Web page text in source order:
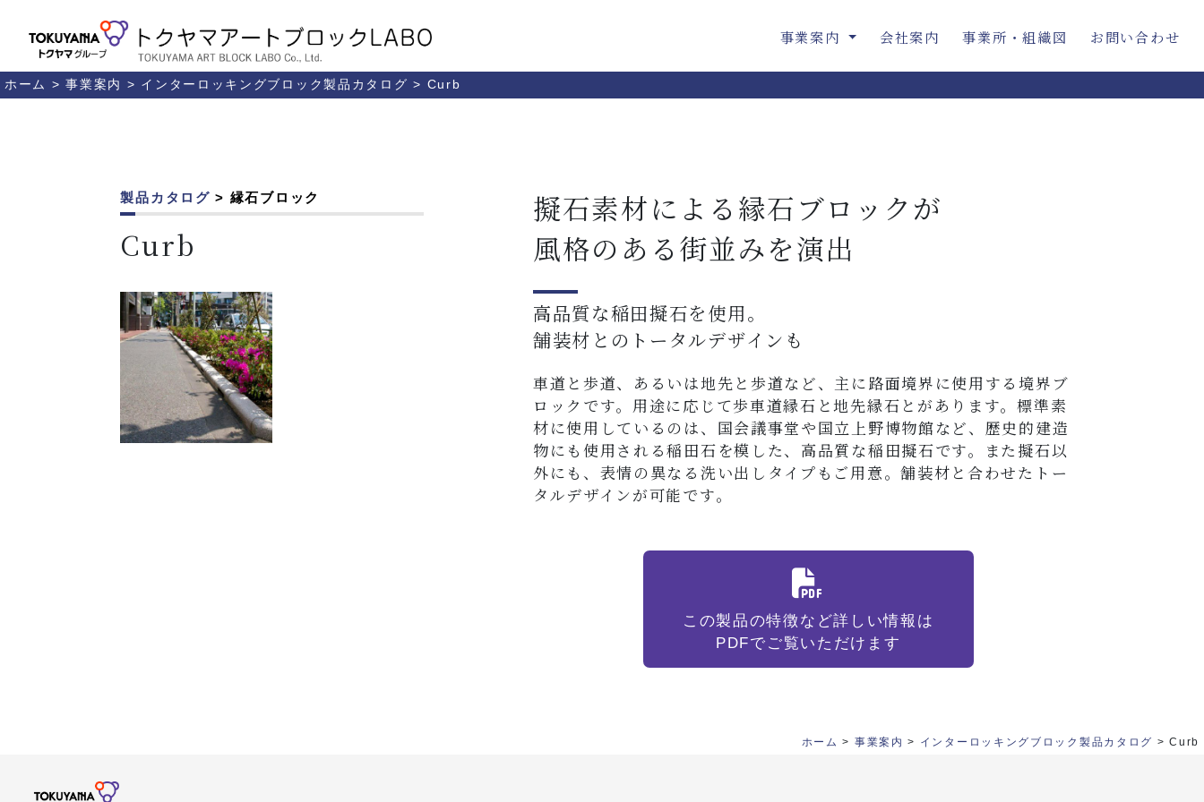
事業案内 会社案内 事業所・組織図 お問い合わせ
ホーム >事業案内 > インターロッキングブロック製品カタログ > Curb
製品カタログ > 縁石ブロック
Curb
擬石素材による縁石ブロックが
風格のある街並みを演出
高品質な稲田擬石を使用。
舗装材とのトータルデザインも
車道と歩道、あるいは地先と歩道など、主に路面境界に使用する境界ブ
ロックです。用途に応じて歩車道縁石と地先縁石とがあります。標準素
材に使用しているのは、国会議事堂や国立上野博物館など、歴史的建造
物にも使用される稲田石を模した、高品質な稲田擬石です。また擬石以
外にも、表情の異なる洗い出しタイプもご用意。舗装材と合わせたトー
タルデザインが可能です。
この製品の特徴など詳しい情報は
PDFでご覧いただけます
ホーム > 事業案内 > インターロッキングブロック製品カタログ >Curb